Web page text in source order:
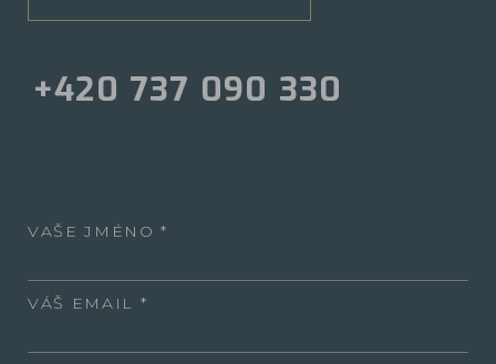
+420 737 090 330
VAŠE JMÉNO
VÁŠ EMAIL